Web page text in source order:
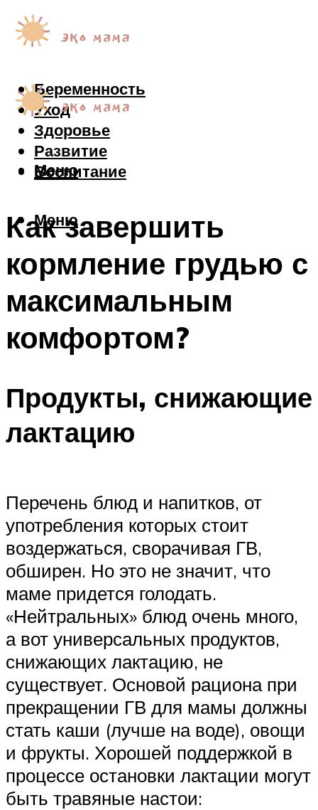
Беременность
Уход
Здоровье
Развитие
Воспитание
Меню
Меню
Как завершить
кормление грудью с
максимальным
комфортом?
Продукты, снижающие
лактацию
Перечень блюд и напитков, от
употребления которых стоит
воздержаться, сворачивая ГВ,
обширен. Но это не значит, что
маме придется голодать.
«Нейтральных» блюд очень много,
а вот универсальных продуктов,
снижающих лактацию, не
существует. Основой рациона при
прекращении ГВ для мамы должны
стать каши (лучше на воде), овощи
и фрукты. Хорошей поддержкой в
процессе остановки лактации могут
быть травяные настои: